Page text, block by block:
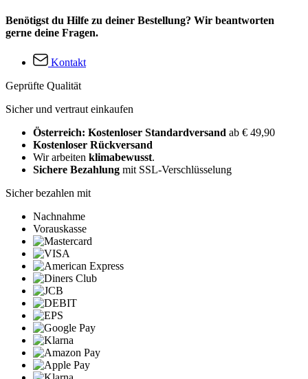
Benötigst du Hilfe zu deiner Bestellung? Wir beantworten
gerne deine Fragen.
Kontakt
Geprüfte Qualität
Sicher und vertraut einkaufen
Österreich: Kostenloser Standardversand ab € 49,90
Kostenloser Rückversand
Wir arbeiten klimabewusst.
Sichere Bezahlung mit SSL-Verschlüsselung
Sicher bezahlen mit
Nachnahme
Vorauskasse